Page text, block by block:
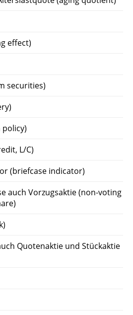
effect)
securities)
L/C)
(briefcase indicator)
auch Vorzugsaktie (non-voting
Quotenaktie und Stückaktie